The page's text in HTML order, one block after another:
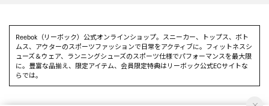
Reebok（リーボック）公式オンラインショップ。スニーカー、トップス、ボト
ムス、アウターのスポーツファッションで日常をアクティブに。フィットネスシ
ューズ＆ウェア、ランニングシューズのスポーツ仕様でパフォーマンスを最大限
に。豊富な品揃え、限定アイテム、会員限定特典はリーボック公式ECサイトな
らでは。